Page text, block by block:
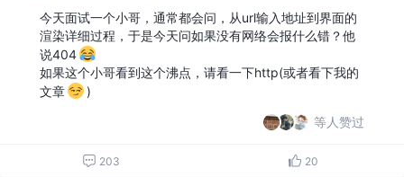
今天面试一个小哥，通常都会问，从url输入地址到界面的
渲染详细过程，于是今天问如果没有网络会报什么错？他
说404
如果这个小哥看到这个沸点，请看一下http(或者看下我的
文章
)
等人赞过
203 20